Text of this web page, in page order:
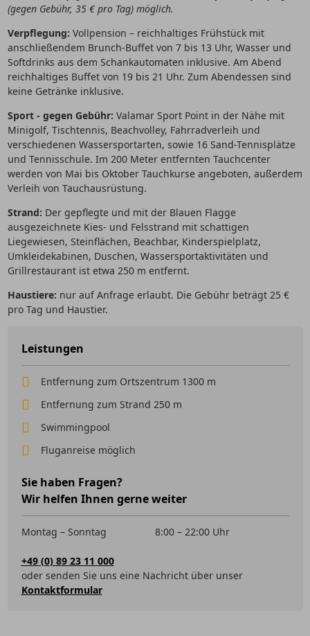
(gegen Gebühr, 35 € pro Tag) möglich.
Verpflegung: Vollpension – reichhaltiges Frühstück mit
anschließendem Brunch-Buffet von 7 bis 13 Uhr, Wasser und
Softdrinks aus dem Schankautomaten inklusive. Am Abend
reichhaltiges Buffet von 19 bis 21 Uhr. Zum Abendessen sind
keine Getränke inklusive.
Sport - gegen Gebühr: Valamar Sport Point in der Nähe mit
Minigolf, Tischtennis, Beachvolley, Fahrradverleih und
verschiedenen Wassersportarten, sowie 16 Sand-Tennisplätze
und Tennisschule. Im 200 Meter entfernten Tauchcenter
werden von Mai bis Oktober Tauchkurse angeboten, außerdem
Verleih von Tauchausrüstung.
Strand: Der gepflegte und mit der Blauen Flagge
ausgezeichnete Kies- und Felsstrand mit schattigen
Liegewiesen, Steinflächen, Beachbar, Kinderspielplatz,
Umkleidekabinen, Duschen, Wassersportaktivitäten und
Grillrestaurant ist etwa 250 m entfernt.
Haustiere: nur auf Anfrage erlaubt. Die Gebühr beträgt 25 €
pro Tag und Haustier.
Leistungen
Entfernung zum Ortszentrum 1300 m
Entfernung zum Strand 250 m
Swimmingpool
Fluganreise möglich
Sie haben Fragen?
Wir helfen Ihnen gerne weiter
Montag – Sonntag 8:00 – 22:00 Uhr
+49 (0) 89 23 11 000
oder senden Sie uns eine Nachricht über unser
Kontaktformular